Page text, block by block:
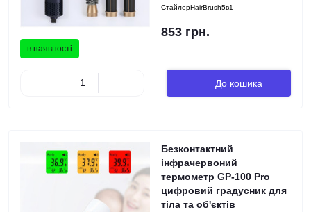
в наявності
СтайлерHairBrush5в1
853 грн.
До кошика
Безконтактний
інфрачервоний
термометр GP-100 Pro
цифровий градусник для
тіла та об'єктів